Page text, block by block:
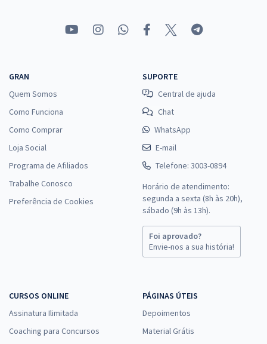
GRAN
Quem Somos
Como Funciona
Como Comprar
Loja Social
Programa de Afiliados
Trabalhe Conosco
Preferência de Cookies
SUPORTE
Central de ajuda
Chat
WhatsApp
E-mail
Telefone: 3003-0894
Horário de atendimento:
segunda a sexta (8h às 20h),
sábado (9h às 13h).
Foi aprovado?
Envie-nos a sua história!
CURSOS ONLINE
Assinatura Ilimitada
Coaching para Concursos
PÁGINAS ÚTEIS
Depoimentos
Material Grátis